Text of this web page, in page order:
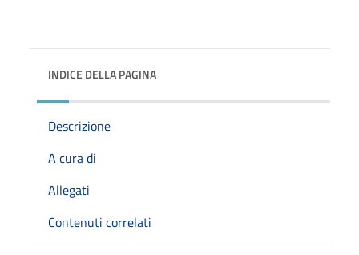
INDICE DELLA PAGINA
Descrizione
A cura di
Allegati
Contenuti correlati